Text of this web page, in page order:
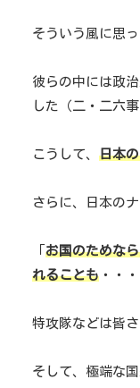
そういう風に思
彼らの中には政
した（二・二六事
こうして、 日本
さらに、日本の
お国のためな
れることも ・・・
特攻隊などは皆
そして、極端な